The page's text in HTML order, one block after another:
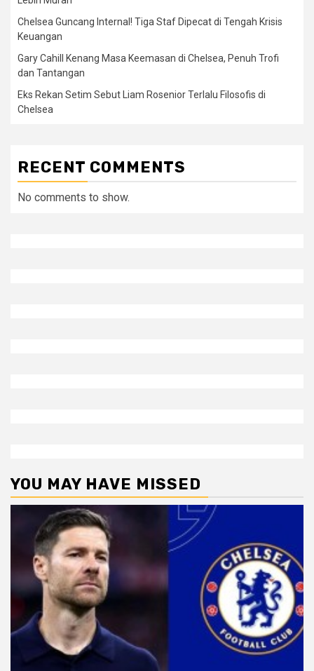
Chelsea Guncang Internal! Tiga Staf Dipecat di Tengah Krisis
Keuangan
Gary Cahill Kenang Masa Keemasan di Chelsea, Penuh Trofi
dan Tantangan
Eks Rekan Setim Sebut Liam Rosenior Terlalu Filosofis di
Chelsea
RECENT COMMENTS
No comments to show.
YOU MAY HAVE MISSED